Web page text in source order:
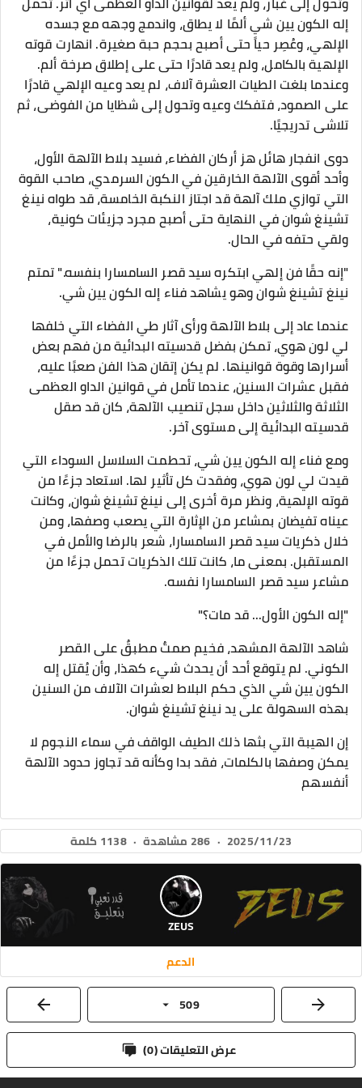
إله الكون يين شي ألمًا لا يطاق، واندمج وجهه مع جسده
الإلهي، وعُصِر حياً حتى أصبح بحجم حبة صغيرة. انهارت قوته
الإلهية بالكامل، ولم يعد قادرًا حتى على إطلاق صرخة ألم.
وعندما بلغت الطيات العشرة آلاف، لم يعد وعيه الإلهي قادرًا
على الصمود، فتفكك وعيه وتحول إلى شظايا من الفوضى، ثم
تلاشى تدريجيًا.
دوى انفجار هائل هز أركان الفضاء، فسيد بلاط الآلهة الأول،
وأحد أقوى الآلهة الخارقين في الكون السرمدي، صاحب القوة
التي توازي ملك آلهة قد اجتاز النكبة الخامسة، قد طواه نينغ
تشينغ شوان في النهاية حتى أصبح مجرد جزيئات كونية،
ولقي حتفه في الحال.
"إنه حقًا فن إلهي ابتكره سيد قصر السامسارا بنفسه." تمتم
نينغ تشينغ شوان وهو يشاهد فناء إله الكون يين شي.
عندما عاد إلى بلاط الآلهة ورأى آثار طي الفضاء التي خلفها
لي لون هوي، تمكن بفضل قدسيته البدائية من فهم بعض
أسرارها وقوة قوانينها. لم يكن إتقان هذا الفن صعبًا عليه،
فقبل عشرات السنين، عندما تأمل في قوانين الداو العظمى
الثلاثة والثلاثين داخل سجل تنصيب الآلهة، كان قد صقل
قدسيته البدائية إلى مستوى آخر.
ومع فناء إله الكون يين شي، تحطمت السلاسل السوداء التي
قيدت لي لون هوي، وفقدت كل تأثير لها. استعاد جزءًا من
قوته الإلهية، ونظر مرة أخرى إلى نينغ تشينغ شوان، وكانت
عيناه تفيضان بمشاعر من الإثارة التي يصعب وصفها، ومن
خلال ذكريات سيد قصر السامسارا، شعر بالرضا والأمل في
المستقبل. بمعنى ما، كانت تلك الذكريات تحمل جزءًا من
مشاعر سيد قصر السامسارا نفسه.
"إله الكون الأول... قد مات؟"
شاهد الآلهة المشهد، فخيم صمتٌ مطبقٌ على القصر
الكوني. لم يتوقع أحد أن يحدث شيء كهذا، وأن يُقتل إله
الكون يين شي الذي حكم البلاط لعشرات الآلاف من السنين
بهذه السهولة على يد نينغ تشينغ شوان.
إن الهيبة التي بثها ذلك الطيف الواقف في سماء النجوم لا
يمكن وصفها بالكلمات، فقد بدا وكأنه قد تجاوز حدود الآلهة
أنفسهم
2025/11/23
· 286 مشاهدة · 1138 كلمة
ZEUS
الدعم
509
عرض التعليقات ( 0
)